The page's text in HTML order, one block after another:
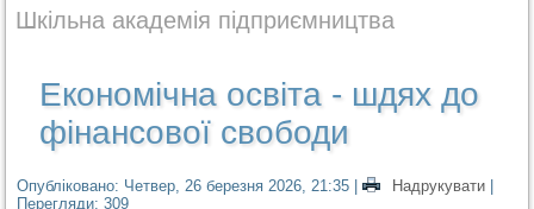
Шкільна академія підприємництва
Економічна освіта - шдях до
фінансової свободи
Опубліковано: Четвер, 26 березня 2026, 21:35 | Надрукувати
Перегляди: 309